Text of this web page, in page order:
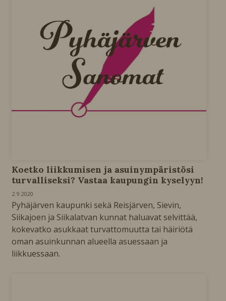
Koetko liikkumisen ja asuinympäristösi
turvalliseksi? Vastaa kaupungin kyselyyn!
2.9.2020
Pyhäjärven kaupunki sekä Reisjärven, Sievin,
Siikajoen ja Siikalatvan kunnat haluavat selvittää,
kokevatko asukkaat turvattomuutta tai häiriötä
oman asuinkunnan alueella asuessaan ja
liikkuessaan.